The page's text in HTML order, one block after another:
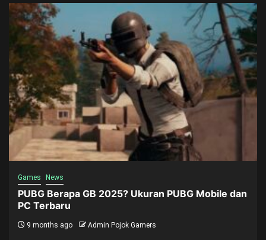
Games News
PUBG Berapa GB 2025? Ukuran PUBG Mobile dan
PC Terbaru
9 months ago Admin Pojok Gamers